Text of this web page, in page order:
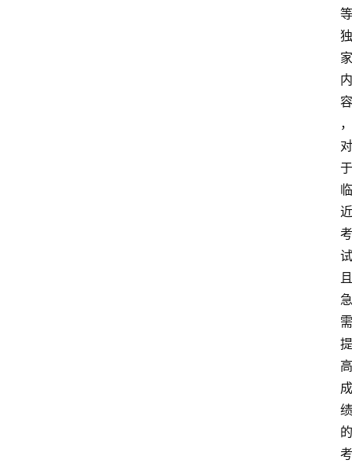
等
独
家
内
容
，
对
于
临
近
考
试
且
急
需
提
高
成
绩
的
考